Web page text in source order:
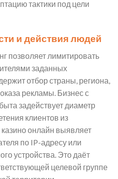
тактики под цели
и действия людей
позволяет лимитировать
заданных
отбор страны, региона,
рекламы. Бизнес с
задействует диаметр
клиентов из
онлайн выявляет
по IP-адресу или
устройства. Это даёт
целевой группе